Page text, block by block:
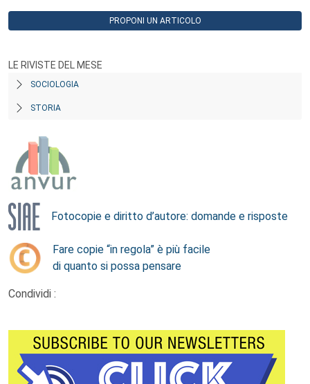
PROPONI UN ARTICOLO
LE RIVISTE DEL MESE
SOCIOLOGIA
STORIA
Fotocopie e diritto d’autore: domande e risposte
Fare copie “in regola” è più facile
di quanto si possa pensare
Condividi :